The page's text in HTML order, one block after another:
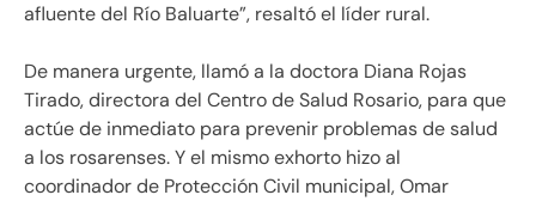
afluente del Río Baluarte”, resaltó el líder rural.
De manera urgente, llamó a la doctora Diana Rojas
Tirado, directora del Centro de Salud Rosario, para que
actúe de inmediato para prevenir problemas de salud
a los rosarenses. Y el mismo exhorto hizo al
coordinador de Protección Civil municipal, Omar